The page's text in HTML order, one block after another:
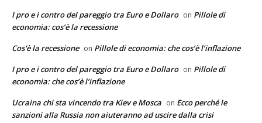
I pro e i contro del pareggio tra Euro e Dollaro on Pillole di
economia: cos’è la recessione
Cos'è la recessione on Pillole di economia: che cos’è l’inflazione
I pro e i contro del pareggio tra Euro e Dollaro on Pillole di
economia: che cos’è l’inflazione
Ucraina chi sta vincendo tra Kiev e Mosca on Ecco perché le
sanzioni alla Russia non aiuteranno ad uscire dalla crisi